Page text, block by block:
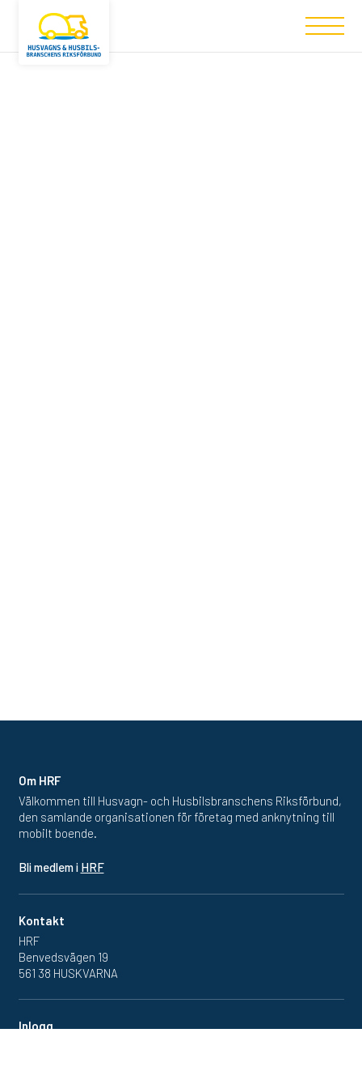
Nothing has been posted like that yet
Om HRF
Välkommen till Husvagn- och Husbilsbranschens Riksförbund,
den samlande organisationen för företag med anknytning till
mobilt boende.
Bli medlem i HRF
Kontakt
HRF
Benvedsvägen 19
561 38 HUSKVARNA
Inlogg